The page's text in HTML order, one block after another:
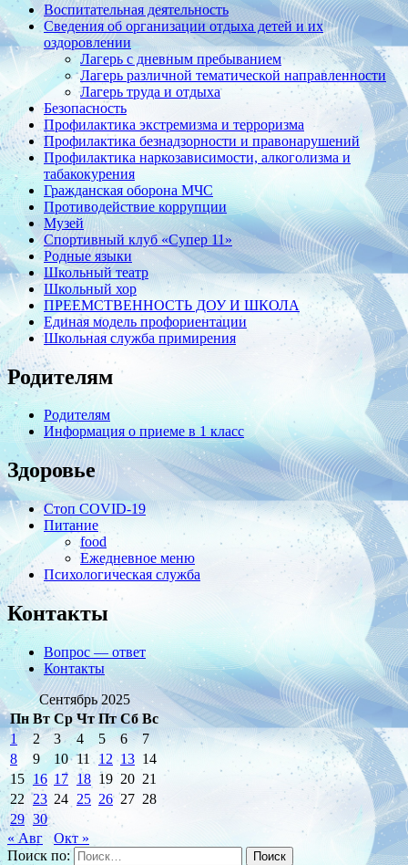
Воспитательная деятельность
Сведения об организации отдыха детей и их
оздоровлении
Лагерь с дневным пребыванием
Лагерь различной тематической направленности
Лагерь труда и отдыха
Безопасность
Профилактика экстремизма и терроризма
Профилактика безнадзорности и правонарушений
Профилактика наркозависимости, алкоголизма и
табакокурения
Гражданская оборона МЧС
Противодействие коррупции
Музей
Спортивный клуб «Супер 11»
Родные языки
Школьный театр
Школьный хор
ПРЕЕМСТВЕННОСТЬ ДОУ И ШКОЛА
Единая модель профориентации
Школьная служба примирения
Родителям
Родителям
Информация о приеме в 1 класс
Здоровье
Стоп COVID-19
Питание
food
Ежедневное меню
Психологическая служба
Контакты
Вопрос — ответ
Контакты
Сентябрь 2025
Пн Вт Ср Чт Пт Сб Вс
1
2 3 4 5 6
7
8
9 10 11 12 13 14
15 16 17 18 19 20 21
22 23 24 25 26 27 28
29 30
« Авг
Окт »
Поиск по: